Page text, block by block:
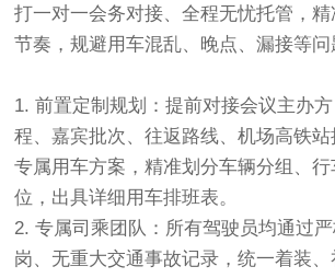
打一对一会务对接、全程无忧托管，
节奏，规避用车混乱、晚点、漏接等问
1. 前置定制规划：提前对接会议主办
程、嘉宾批次、往返路线、机场高铁
专属用车方案，精准划分车辆分组、
位，出具详细用车排班表。
2. 专属司乘团队：所有驾驶员均通过
岗、无重大交通事故记录，统一着装